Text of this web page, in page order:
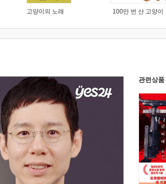
고양이의 노래 100만 번 산 고양이
관련상품